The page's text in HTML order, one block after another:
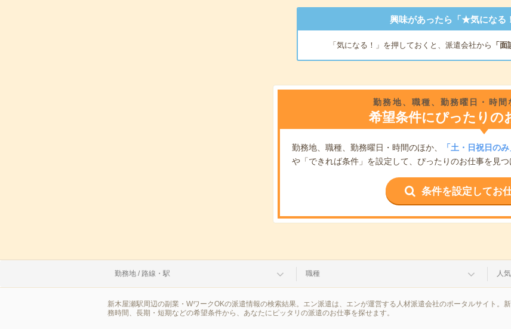
興味があったら「★気になる
「気になる！」を押しておくと、派遣会社から 「面
勤務地、職種、勤務曜日・時間
希望条件にぴったりの
勤務地、職種、勤務曜日・時間のほか、 「土・日祝日の
や「できれば条件」を設定して、ぴったりのお仕事を見つ
条件を設定してお
勤務地 / 路線・駅 職種 人
新木屋瀬駅周辺の副業・WワークOKの派遣情報の検索結果。エン派遣は、エンが運営する人材派遣会社のポータルサイト。
務時間、長期・短期などの希望条件から、あなたにピッタリの派遣のお仕事を探せます。